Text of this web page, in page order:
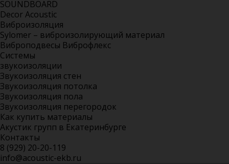
SOUNDBOARD
Decor Acoustic
Виброизоляция
Sylomer – виброизолирующий материал
Виброподвесы Виброфлекс
Системы
звукоизоляции
Звукоизоляция стен
Звукоизоляция потолка
Звукоизоляция пола
Звукоизоляция перегородок
Как купить материалы
Акустик групп в Екатеринбурге
Контакты
8 (929) 20-20-119
info@acoustic-ekb.ru